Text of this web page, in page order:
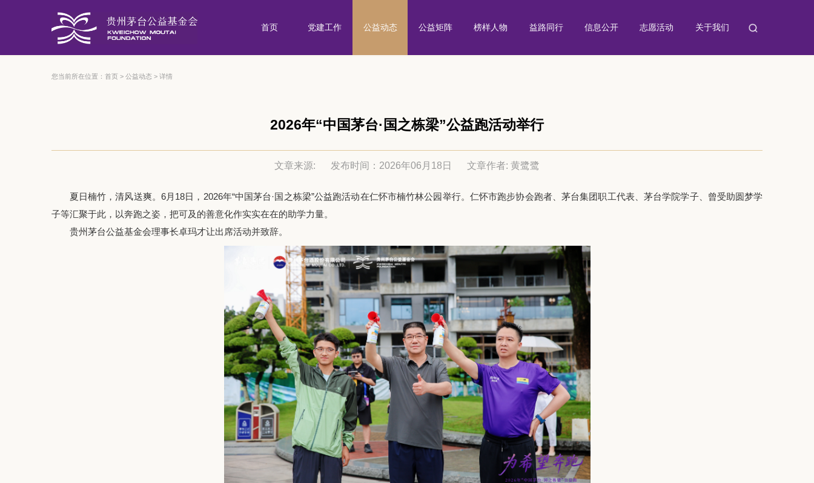
首页 党建工作 公益动态 公益矩阵 榜样人物 益路同行 信息公开 志愿活动 关于我们
您当前所在位置： 首页 > 公益动态> 详情
2026年“中国茅台·国之栋梁”公益跑活动举行
文章来源: 发布时间：2026年06月18日 文章作者: 黄鹭鹭
夏日楠竹，清风送爽。 6月 18日，2026年“中国茅台·国之栋梁”公益跑活动在仁怀市楠竹林公园 举行。仁怀市跑步协会跑者、茅台集团职工代表、茅台学院学子、 曾受助圆梦学
子等汇聚于此， 以奔跑之姿，把可及的善意化作实实在在的助学力量。
贵州茅台公益基金会理事长卓玛才让出席活动并致辞。